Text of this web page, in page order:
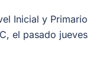
Inicial y Primario
el pasado jueves